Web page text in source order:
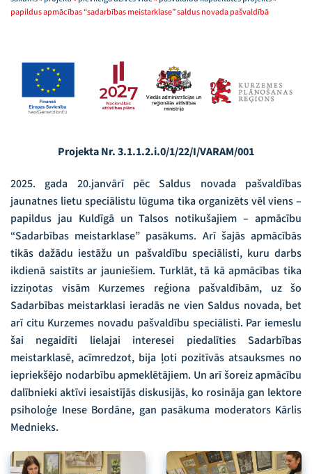
papildus apmācības “sadarbības meistarklase” saldus novada pašvaldībā
Projekta Nr. 3.1.1.2.i.0/1/22/I/VARAM/001
2025. gada 20.janvārī pēc Saldus novada pašvaldības
jaunatnes lietu speciālistu lūguma tika organizēts vēl viens –
papildus jau Kuldīgā un Talsos notikušajiem – apmācību
“Sadarbības meistarklase” pasākums. Arī šajās apmācībās
tikās dažādu iestāžu un pašvaldību speciālisti, kuru darbs
ikdienā saistīts ar jauniešiem. Turklāt, tā kā apmācības tika
izziņotas visām Kurzemes reģiona pašvaldībām, uz šo
Sadarbības meistarklasi ieradās ne vien Saldus novada, bet
arī citu Kurzemes novadu pašvaldību speciālisti. Par iemeslu
šai negaidīti lielajai interesei piedalīties Sadarbības
meistarklasē, acīmredzot, bija ļoti pozitīvās atsauksmes no
iepriekšējo nodarbību apmeklētājiem. Un arī šoreiz apmācību
dalībnieki aktīvi iesaistījās diskusijās, ko rosināja gan lektore
psiholoģe Inese Bordāne, gan pasākuma moderators Kārlis
Mednieks.